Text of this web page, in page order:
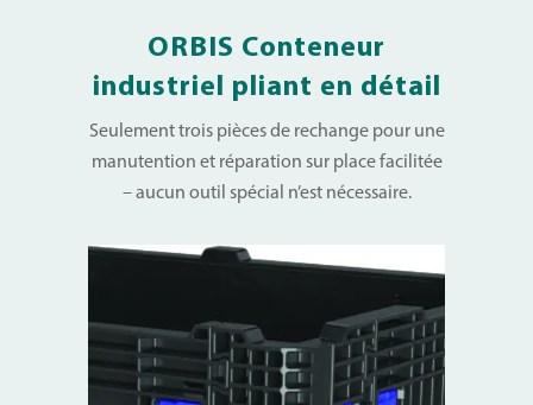
ORBIS Conteneur
industriel pliant en détail
Seulement trois pièces de rechange pour une
manutention et réparation sur place facilitée
– aucun outil spécial n’est nécessaire.